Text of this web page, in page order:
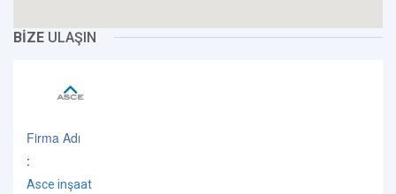
BİZE ULAŞIN
Firma Adı
:
Asce inşaat